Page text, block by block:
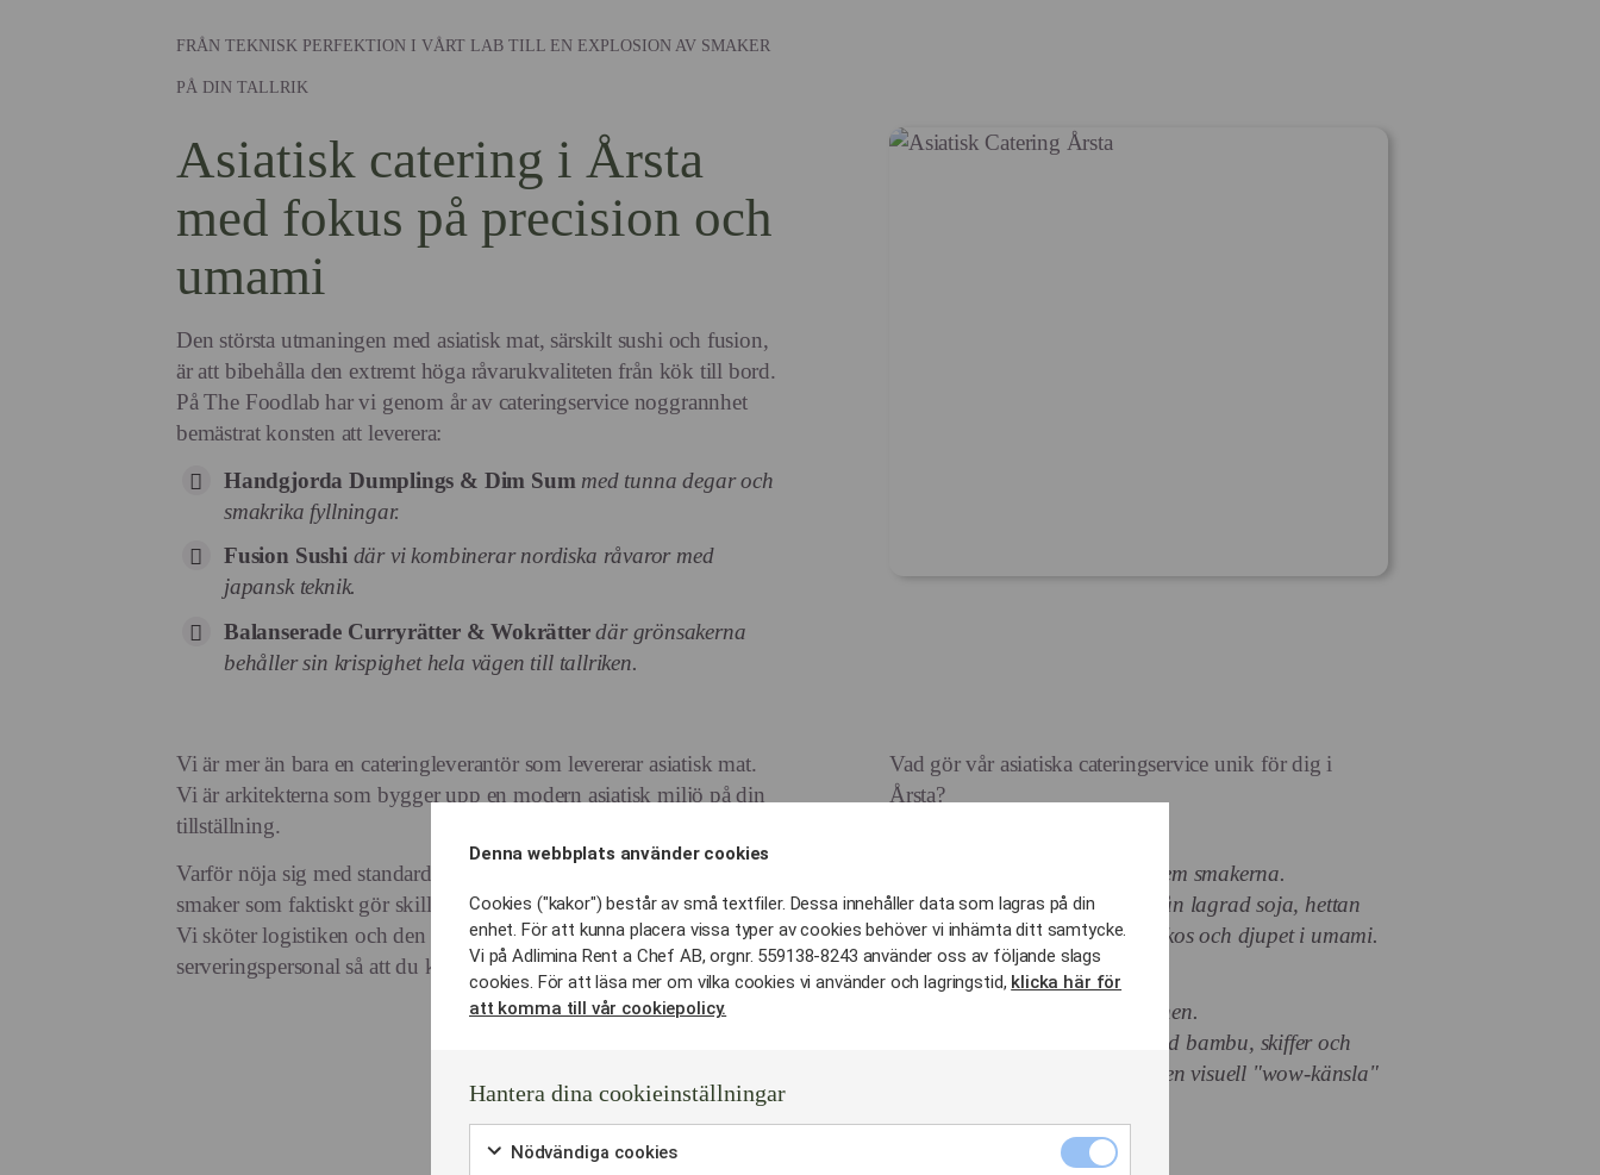
FRÅN TEKNISK PERFEKTION I VÅRT LAB TILL EN EXPLOSION AV SMAKER
PÅ DIN TALLRIK
Asiatisk catering i Årsta
med fokus på precision och
umami
Den största utmaningen med asiatisk mat, särskilt sushi och fusion,
är att bibehålla den extremt höga råvarukvaliteten från kök till bord.
På The Foodlab har vi genom år av cateringservice noggrannhet
bemästrat konsten att leverera:
Handgjorda Dumplings & Dim Sum med tunna degar och
smakrika fyllningar.
Fusion Sushi där vi kombinerar nordiska råvaror med
japansk teknik.
Balanserade Curryrätter & Wokrätterdär grönsakerna
behåller sin krispighet hela vägen till tallriken.
Vi är mer än bara en cateringleverantör som levererar asiatisk mat.
Vi är arkitekterna som bygger upp en modern asiatisk miljö på din
tillställning.
Varför nöja sig med standardcatering när våra kockar kan leverera
smaker som faktiskt gör skillnad?
Vi sköter logistiken och den estetiska uppdukningen med eller utan
serveringspersonal så att du kan fokusera på dina gäster.
Vad gör vår asiatiska cateringservice unik för dig i
Årsta?
Vi arbetar aktivt med de fem smakerna.
Syran från lime, sältan från lagrad soja, hettan
från chili, sötman från kokos och djupet i umami.
Estetisk presentation:
Asiatisk mat äts med ögonen.
Vi bygger våra bufféer med bambu, skiffer och
färska örter för att skapa en visuell "wow-känsla"
Mängdgaranti:
Denna webbplats använder cookies
Cookies ("kakor") består av små textfiler. Dessa innehåller data som lagras på din
enhet. För att kunna placera vissa typer av cookies behöver vi inhämta ditt samtycke.
Vi på Adlimina Rent a Chef AB, orgnr. 559138-8243 använder oss av följande slags
cookies. För att läsa mer om vilka cookies vi använder och lagringstid, klicka här för
att komma till vår cookiepolicy.
Hantera dina cookieinställningar
Nödvändiga cookies
Nödvändiga